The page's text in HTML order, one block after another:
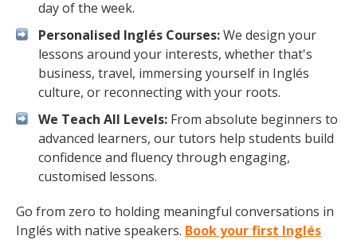
day of the week.
Personalised Inglés Courses:We design your
lessons around your interests, whether that's
business, travel, immersing yourself in Inglés
culture, or reconnecting with your roots.
We Teach All Levels: From absolute beginners to
advanced learners, our tutors help students build
confidence and fluency through engaging,
customised lessons.
Go from zero to holding meaningful conversations in
Inglés with native speakers. Book your first Inglés